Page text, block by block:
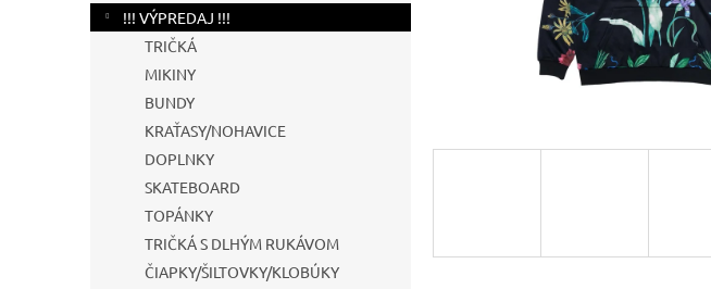
!!! VÝPREDAJ !!!
TRIČKÁ
MIKINY
BUNDY
KRAŤASY/NOHAVICE
DOPLNKY
SKATEBOARD
TOPÁNKY
TRIČKÁ S DLHÝM RUKÁVOM
ČIAPKY/ŠILTOVKY/KLOBÚKY